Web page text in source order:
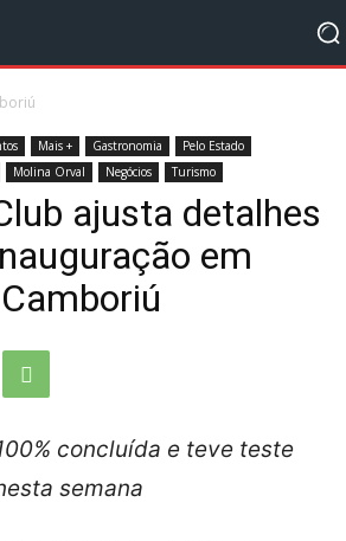
Mais + Gastronomia
Pelo Estado
Molina Orval Negócios Turismo
ajusta detalhes
em
concluída e teve teste
semana